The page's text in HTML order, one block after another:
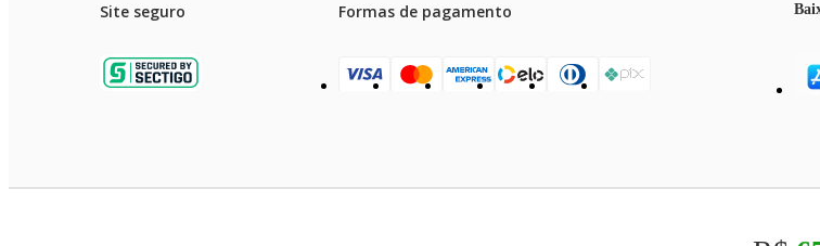
Site seguro Formas de pagamento
Preços e condições de pagamento válidos exclusivamente para compras